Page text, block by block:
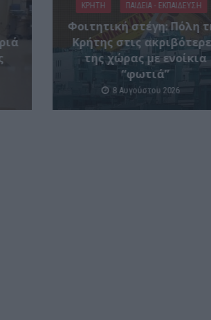
ΚΡΗΤΗ ΠΑΙΔΕΙΑ - ΕΚΠΑΙΔΕΥΣΗ
Φοιτητική στέγη: Πόλη
Κρήτης στις
της χώρας με ενοίκια
“φωτιά”
8 Αυγούστου 2026